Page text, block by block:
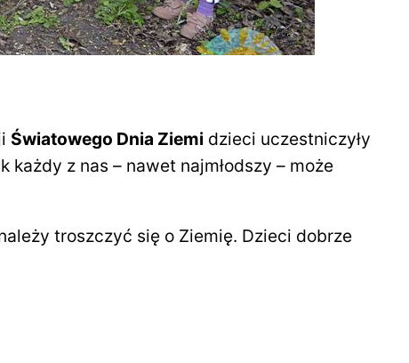
Światowego Dnia Ziemi dzieci uczestniczyły
z nas – nawet najmłodszy – może
troszczyć się o Ziemię. Dzieci dobrze